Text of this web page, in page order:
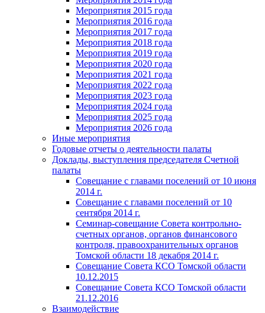
Мероприятия 2015 года
Мероприятия 2016 года
Мероприятия 2017 года
Мероприятия 2018 года
Мероприятия 2019 года
Мероприятия 2020 года
Мероприятия 2021 года
Мероприятия 2022 года
Мероприятия 2023 года
Мероприятия 2024 года
Мероприятия 2025 года
Мероприятия 2026 года
Иные мероприятия
Годовые отчеты о деятельности палаты
Доклады, выступления председателя Счетной
палаты
Совещание с главами поселений от 10 июня
2014 г.
Совещание с главами поселений от 10
сентября 2014 г.
Семинар-совещание Совета контрольно-
счетных органов, органов финансового
контроля, правоохранительных органов
Томской области 18 декабря 2014 г.
Совещание Совета КСО Томской области
10.12.2015
Совещание Совета КСО Томской области
21.12.2016
Взаимодействие